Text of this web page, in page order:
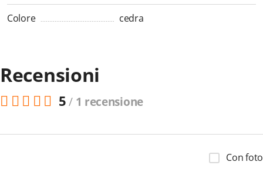
Colore cedra
Recensioni
5/ 1 recensione
Con foto